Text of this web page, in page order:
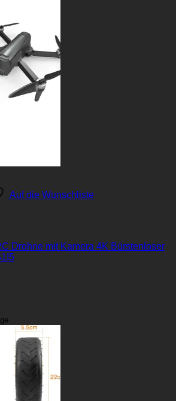
Auf die Wunschliste
Drohne mit Kamera 4K Bürstenloser